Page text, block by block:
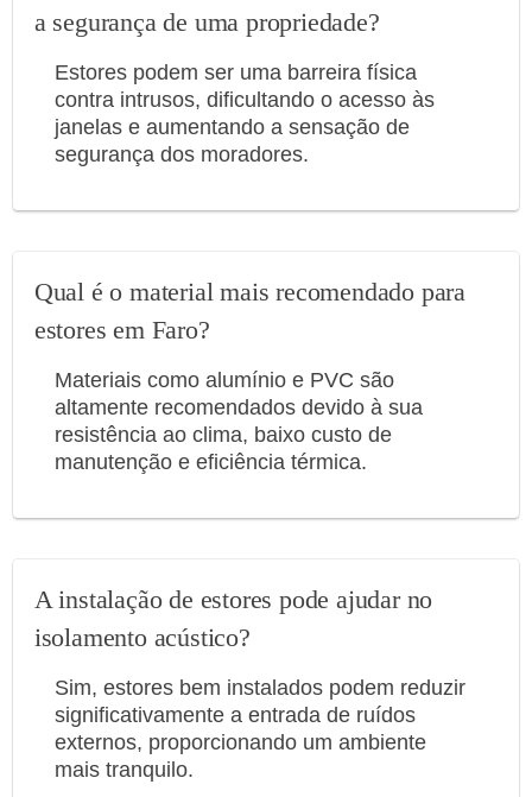
a segurança de uma propriedade?
Estores podem ser uma barreira física
contra intrusos, dificultando o acesso às
janelas e aumentando a sensação de
segurança dos moradores.
Qual é o material mais recomendado para
estores em Faro?
Materiais como alumínio e PVC são
altamente recomendados devido à sua
resistência ao clima, baixo custo de
manutenção e eficiência térmica.
A instalação de estores pode ajudar no
isolamento acústico?
Sim, estores bem instalados podem reduzir
significativamente a entrada de ruídos
externos, proporcionando um ambiente
mais tranquilo.